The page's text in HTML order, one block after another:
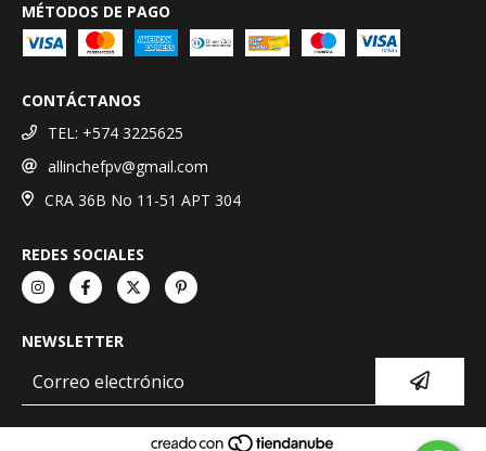
MÉTODOS DE PAGO
CONTÁCTANOS
TEL: +574 3225625
allinchefpv@gmail.com
CRA 36B No 11-51 APT 304
REDES SOCIALES
NEWSLETTER